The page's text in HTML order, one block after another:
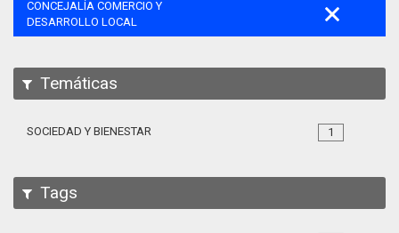
CONCEJALÍA COMERCIO Y
DESARROLLO LOCAL
Temáticas
1
SOCIEDAD Y BIENESTAR
Tags